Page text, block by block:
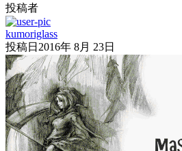
投稿者
kumoriglass
投稿日 2016年 8月 23日